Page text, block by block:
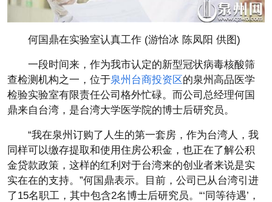
何国鼎在实验室认真工作 (游怡冰 陈凤阳 供图)
一段时间来，作为我市认定的新型冠状病毒核酸筛
查检测机构之一，位于泉州台商投资区的泉州高品医学
检验实验室有限责任公司格外忙碌。而公司总经理何国
鼎来自台湾，是台湾大学医学院的博士后研究员。
“我在泉州订购了人生的第一套房，作为台湾人，我
同样可以缴存提取和使用住房公积金，也正在了解公积
金贷款政策，这样的红利对于台湾来的创业者来说是实
实在在的支持。”何国鼎表示。目前，公司已从台湾引进
了15名职工，其中包含2名博士后研究员。“‘同等待遇’，